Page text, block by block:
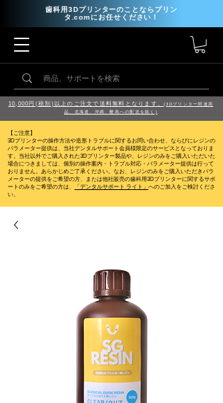
歯科用3Dプリンターのことならプリン
タ.comにお任せください！
10,000円(税別)以上のご注文で送料無料となります。(3Dプリンター関連商
品、北海道、沖縄、離島への配送を除く)
【ご注意】
3Dプリンターの操作方法や造形トラブルに関するお問い合わせ、ならびにレジンの
パラメーター提供は、当社デンタルサポート会員様限定のサービスとなっておりま
す。当社以外でご購入された3Dプリンター製品や、レジンのみをご購入いただいた
場合につきましては、個別の操作案内・トラブル対応・パラメーター提供は行って
おりません。
あらかじめご了承ください。なお、レジンのみをご購入いただきパラ
メーターの提供をご希望の方、または他社販売の歯科用3Dプリンターに関するサポ
ートのみをご希望の方は、
「デンタルサポート ライト」 へのご加入をご検討くださ
い。